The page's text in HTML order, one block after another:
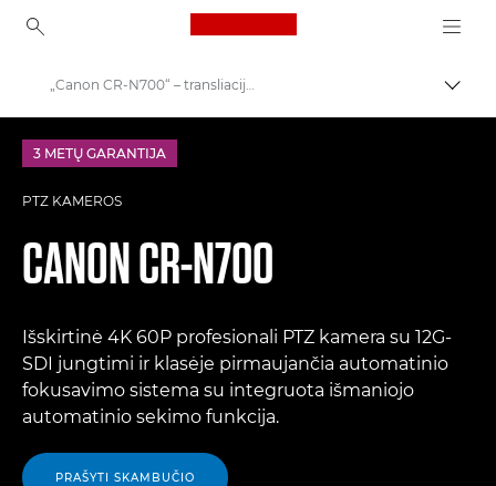
Canon Logo, back to
„Canon CR-N700“ – transliacijų PTZ vaizdo kamera
3 METŲ GARANTIJA
PTZ KAMEROS
CANONCR-N700
Išskirtinė 4K 60P profesionali PTZ kamera su 12G-
SDI jungtimi ir klasėje pirmaujančia automatinio
fokusavimo sistema su integruota išmaniojo
automatinio sekimo funkcija.
PRAŠYTI SKAMBUČIO